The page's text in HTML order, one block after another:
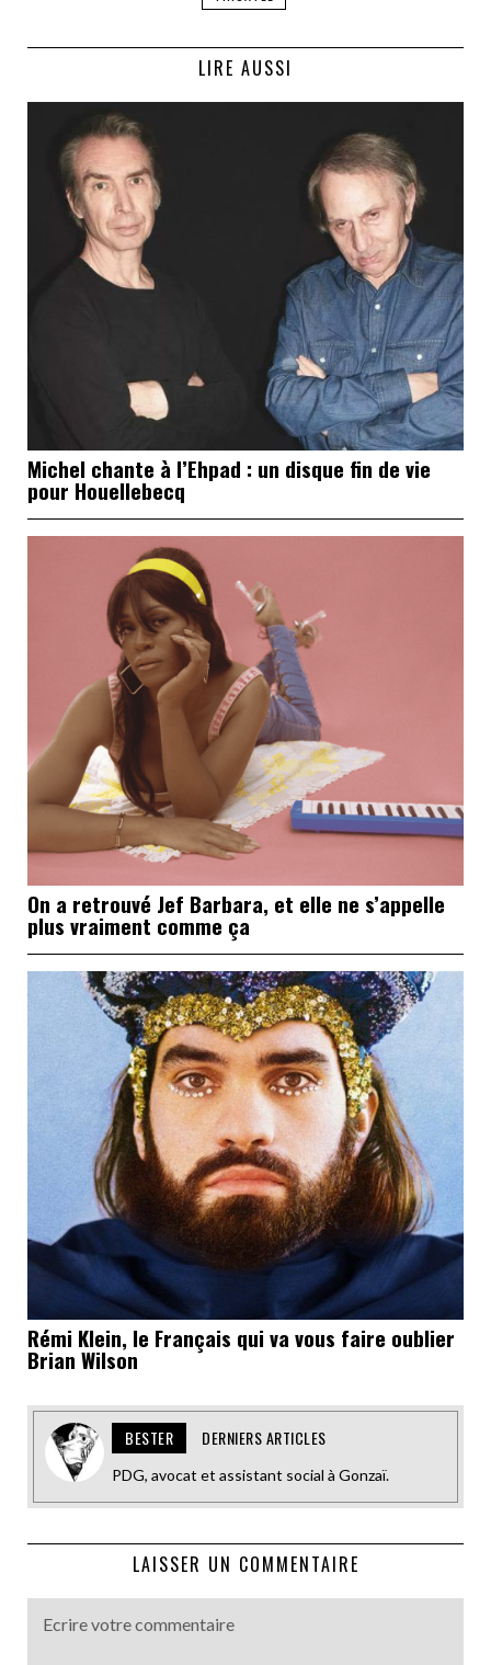
LIRE AUSSI
Michel chante à l’Ehpad : un disque fin de vie
pour Houellebecq
On a retrouvé Jef Barbara, et elle ne s’appelle
plus vraiment comme ça
Rémi Klein, le Français qui va vous faire oublier
Brian Wilson
BESTER DERNIERS ARTICLES
PDG, avocat et assistant social à Gonzaï.
LAISSER UN COMMENTAIRE